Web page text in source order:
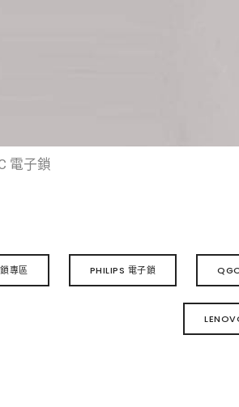
電子鎖
專區 PHILIPS 電子鎖